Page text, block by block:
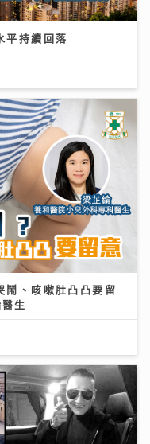
平持續回落
鬧、咳嗽肚凸凸要留
生